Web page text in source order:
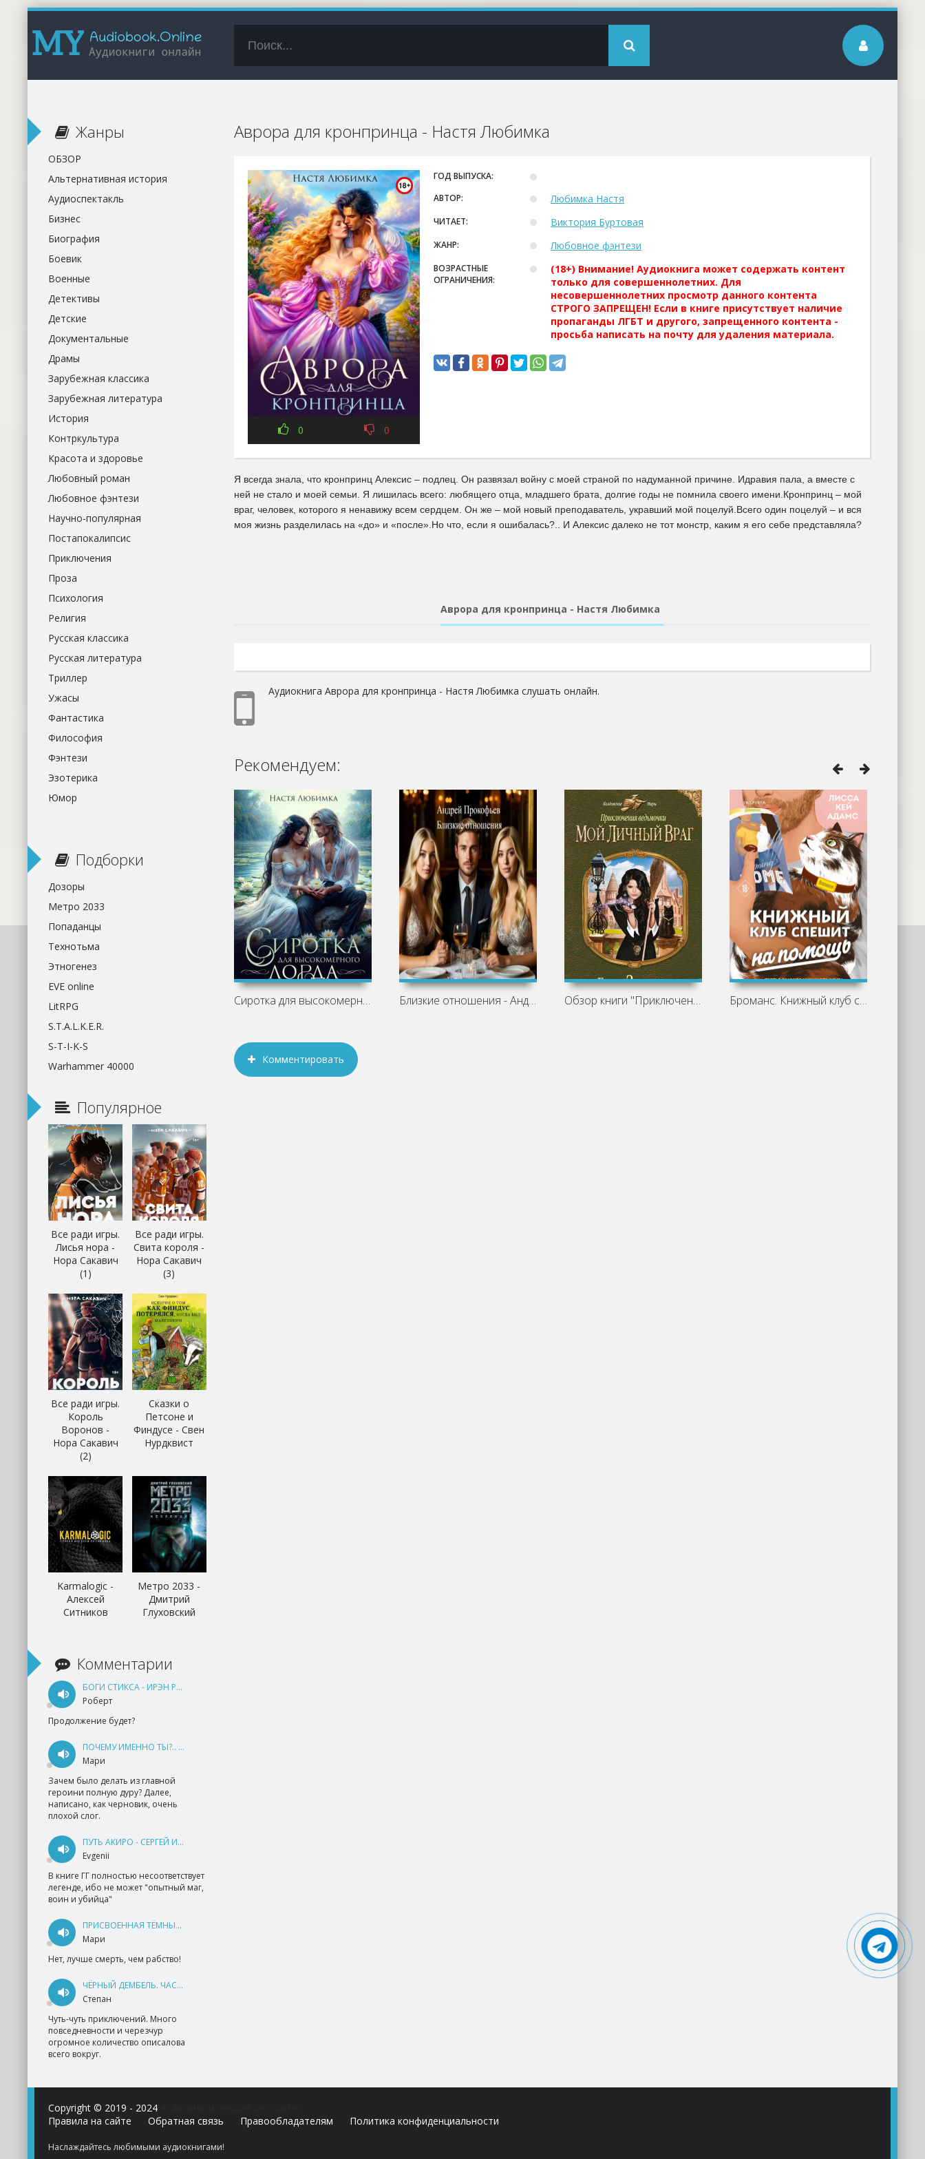
Аврора для кронпринца - Настя Любимка
0 0
ГОД ВЫПУСКА:
АВТОР:
Любимка Настя
ЧИТАЕТ: Виктория Буртовая
ЖАНР: Любовное фэнтези
ВОЗРАСТНЫЕ
ОГРАНИЧЕНИЯ:
(18+) Внимание! Аудиокнига может содержать контент
только для совершеннолетних. Для
несовершеннолетних просмотр данного контента
СТРОГО ЗАПРЕЩЕН! Если в книге присутствует наличие
пропаганды ЛГБТ и другого, запрещенного контента -
просьба написать на почту для удаления материала.
Я всегда знала, что кронпринц Алексис – подлец. Он развязал войну с моей страной по надуманной причине. Идравия пала, а вместе с
ней не стало и моей семьи. Я лишилась всего: любящего отца, младшего брата, долгие годы не помнила своего имени.Кронпринц – мой
враг, человек, которого я ненавижу всем сердцем. Он же – мой новый преподаватель, укравший мой поцелуй.Всего один поцелуй – и вся
моя жизнь разделилась на «до» и «после».Но что, если я ошибалась?.. И Алексис далеко не тот монстр, каким я его себе представляла?
Аврора для кронпринца - Настя Любимка
Аудиокнига Аврора для кронпринца - Настя Любимка слушать онлайн.
Рекомендуем:
Сиротка для высокомерного лорда - Настя Близкие отношения - Андрей Прокофьев Обзор книги "Приключения ведьмочки. Мой Броманс. Книжный клуб спешит на помощь
Комментировать
Жанры
ОБЗОР
Альтернативная история
Аудиоспектакль
Бизнес
Биография
Боевик
Военные
Детективы
Детские
Документальные
Драмы
Зарубежная классика
Зарубежная литература
История
Контркультура
Красота и здоровье
Любовный роман
Любовное фэнтези
Научно-популярная
Постапокалипсис
Приключения
Проза
Психология
Религия
Русская классика
Русская литература
Триллер
Ужасы
Фантастика
Философия
Фэнтези
Эзотерика
Юмор
Подборки
Дозоры
Метро 2033
Попаданцы
Технотьма
Этногенез
EVE online
LitRPG
S.T.A.L.K.E.R.
S-T-I-K-S
Warhammer 40000
Популярное
Все ради игры.
Лисья нора -
Нора Сакавич
(1)
Все ради игры.
Свита короля -
Нора Сакавич
(3)
Все ради игры.
Король
Воронов -
Нора Сакавич
(2)
Сказки о
Петсоне и
Финдусе - Свен
Нурдквист
Karmalogic -
Алексей
Ситников
Метро 2033 -
Дмитрий
Глуховский
Комментарии
БОГИ СТИКСА - ИРЭН РУДКЕВИЧ
Роберт
Продолжение будет?
ПОЧЕМУ ИМЕННО ТЫ?.. КНИГА 1 - ЕКАТЕРИНА ЮДИНА
Мари
Зачем было делать из главной
героини полную дуру? Далее,
написано, как черновик, очень
плохой слог.
ПУТЬ АКИРО - СЕРГЕЙ ИЗМАЙЛОВ
Evgenii
В книге ГГ полностью несоответствует
легенде, ибо не может "опытный маг,
воин и убийца"
ПРИСВОЕННАЯ ТЁМНЫМ. ПРОКЛЯТАЯ ЛЮБОВЬ - АННА ГЕРР
Мари
Нет, лучше смерть, чем рабство!
ЧЁРНЫЙ ДЕМБЕЛЬ. ЧАСТЬ 1 - АНДРЕЙ ФЕДИН
Степан
Чуть-чуть приключений. Много
повседневности и черезчур
огромное количество описалова
всего вокруг.
Copyright © 2019 - 2024
Правила на сайте
Обратная связь Правообладателям Политика конфиденциальности
Наслаждайтесь любимыми аудиокнигами!